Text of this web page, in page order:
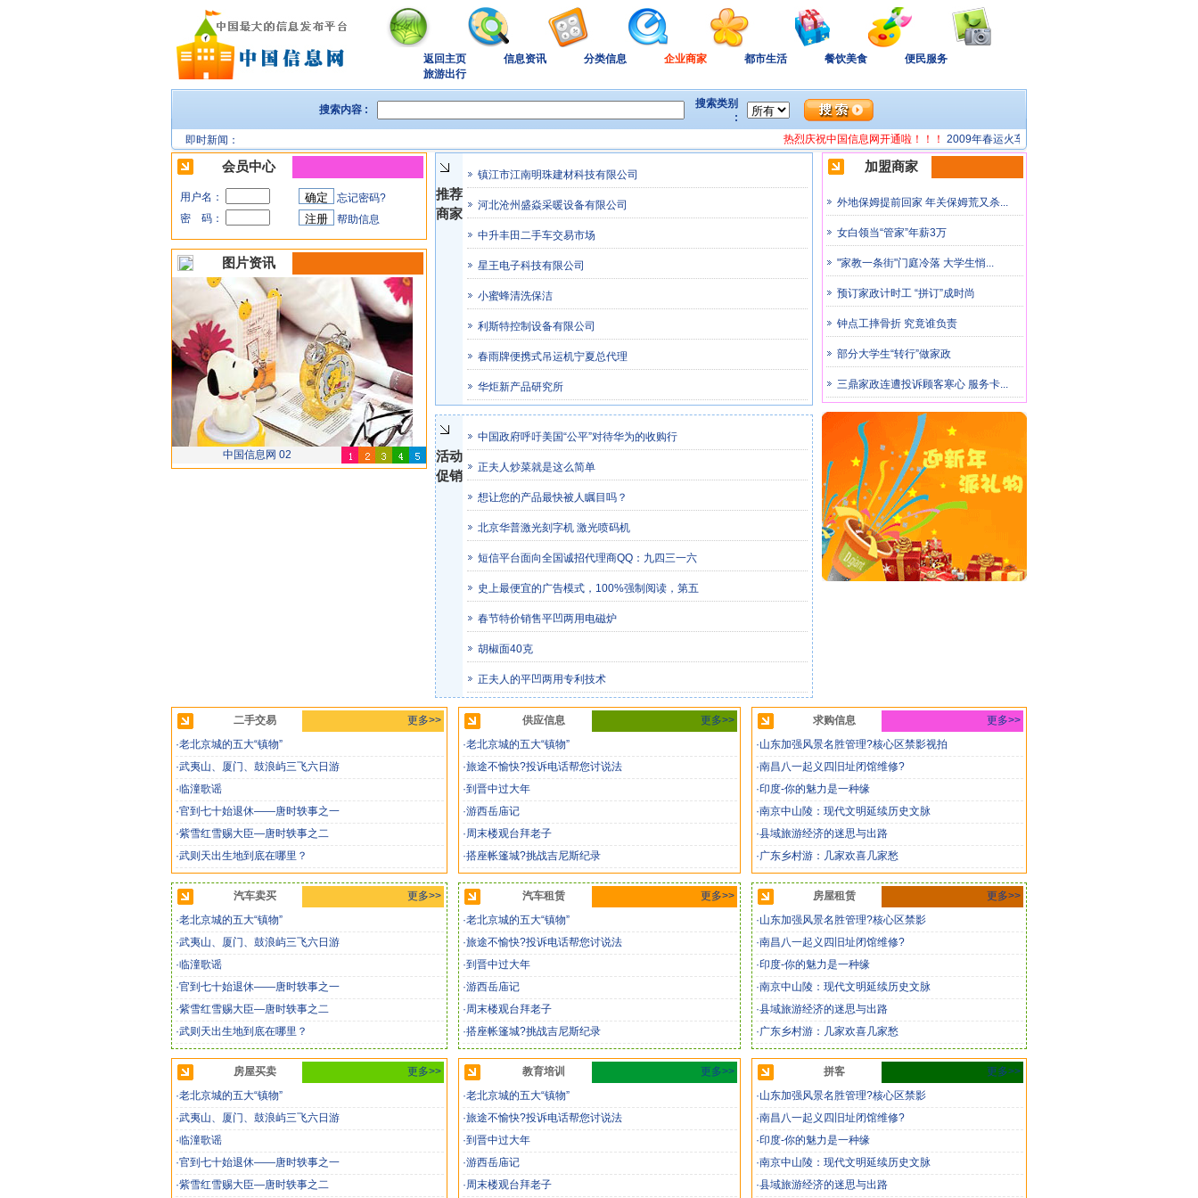
返回主页 信息资讯 分类信息 企业商家 都市生活 餐饮美食
便民服务
旅游出行
搜索内容 :
搜索类别
:
即时新闻：
热烈庆祝中国信息网开通啦！！！2009年春运火车时刻表
会员中心
用户名：
忘记密码?
密 码：
帮助信息
图片资讯
中国信息网 02
推荐
商家
镇江市江南明珠建材科技有限公司
河北沧州盛焱采暖设备有限公司
中升丰田二手车交易市场
星王电子科技有限公司
小蜜蜂清洗保洁
利斯特控制设备有限公司
春雨牌便携式吊运机宁夏总代理
华炬新产品研究所
活动
促销
中国政府呼吁美国“公平”对待华为的收购行
正夫人炒菜就是这么简单
想让您的产品最快被人瞩目吗？
北京华普激光刻字机 激光喷码机
短信平台面向全国诚招代理商QQ：九四三一六
史上最便宜的广告模式，100%强制阅读，第五
春节特价销售平凹两用电磁炉
胡椒面40克
正夫人的平凹两用专利技术
加盟商家
外地保姆提前回家 年关保姆荒又杀...
女白领当“管家”年薪3万
"家教一条街"门庭冷落 大学生悄...
预订家政计时工 “拼订”成时尚
钟点工摔骨折 究竟谁负责
部分大学生“转行”做家政
三鼎家政连遭投诉顾客寒心 服务卡...
二手交易
更多>>
·老北京城的五大“镇物”
·武夷山、厦门、鼓浪屿三飞六日游
·临潼歌谣
·官到七十始退休——唐时轶事之一
·紫雪红雪赐大臣—唐时轶事之二
·武则天出生地到底在哪里？
供应信息
更多>>
·老北京城的五大“镇物”
·旅途不愉快?投诉电话帮您讨说法
·到晋中过大年
·游西岳庙记
·周末楼观台拜老子
·搭座帐篷城?挑战吉尼斯纪录
求购信息
更多>>
·山东加强风景名胜管理?核心区禁影视拍
·南昌八一起义四旧址闭馆维修?
·印度-你的魅力是一种缘
·南京中山陵：现代文明延续历史文脉
·县域旅游经济的迷思与出路
·广东乡村游：几家欢喜几家愁
汽车卖买
更多>>
·老北京城的五大“镇物”
·武夷山、厦门、鼓浪屿三飞六日游
·临潼歌谣
·官到七十始退休——唐时轶事之一
·紫雪红雪赐大臣—唐时轶事之二
·武则天出生地到底在哪里？
汽车租赁
更多>>
·老北京城的五大“镇物”
·旅途不愉快?投诉电话帮您讨说法
·到晋中过大年
·游西岳庙记
·周末楼观台拜老子
·搭座帐篷城?挑战吉尼斯纪录
房屋租赁
更多>>
·山东加强风景名胜管理?核心区禁影
·南昌八一起义四旧址闭馆维修?
·印度-你的魅力是一种缘
·南京中山陵：现代文明延续历史文脉
·县域旅游经济的迷思与出路
·广东乡村游：几家欢喜几家愁
房屋买卖
更多>>
·老北京城的五大“镇物”
·武夷山、厦门、鼓浪屿三飞六日游
·临潼歌谣
·官到七十始退休——唐时轶事之一
·紫雪红雪赐大臣—唐时轶事之二
教育培训
更多>>
·老北京城的五大“镇物”
·旅途不愉快?投诉电话帮您讨说法
·到晋中过大年
·游西岳庙记
·周末楼观台拜老子
拼客
更多>>
·山东加强风景名胜管理?核心区禁影
·南昌八一起义四旧址闭馆维修?
·印度-你的魅力是一种缘
·南京中山陵：现代文明延续历史文脉
·县域旅游经济的迷思与出路